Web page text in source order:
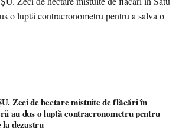
în
au dus o luptă contracronometru pentru
la dezastru